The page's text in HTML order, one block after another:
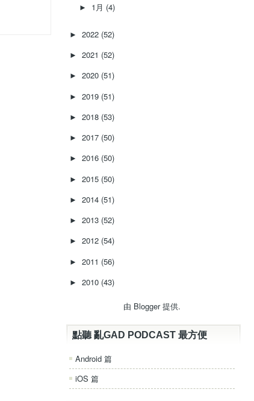
► 1月 (4)
► 2022 (52)
► 2021 (52)
► 2020 (51)
► 2019 (51)
► 2018 (53)
► 2017 (50)
► 2016 (50)
► 2015 (50)
► 2014 (51)
► 2013 (52)
► 2012 (54)
► 2011 (56)
► 2010 (43)
由 Blogger提供.
點聽 亂GAD PODCAST 最方便
Android 篇
iOS 篇